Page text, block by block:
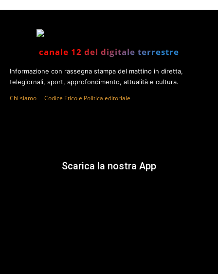
canale 12 del digitale terrestre
Informazione con rassegna stampa del mattino in diretta,
telegiornali, sport, approfondimento, attualità e cultura.
Chi siamo Codice Etico e Politica editoriale
Scarica la nostra App